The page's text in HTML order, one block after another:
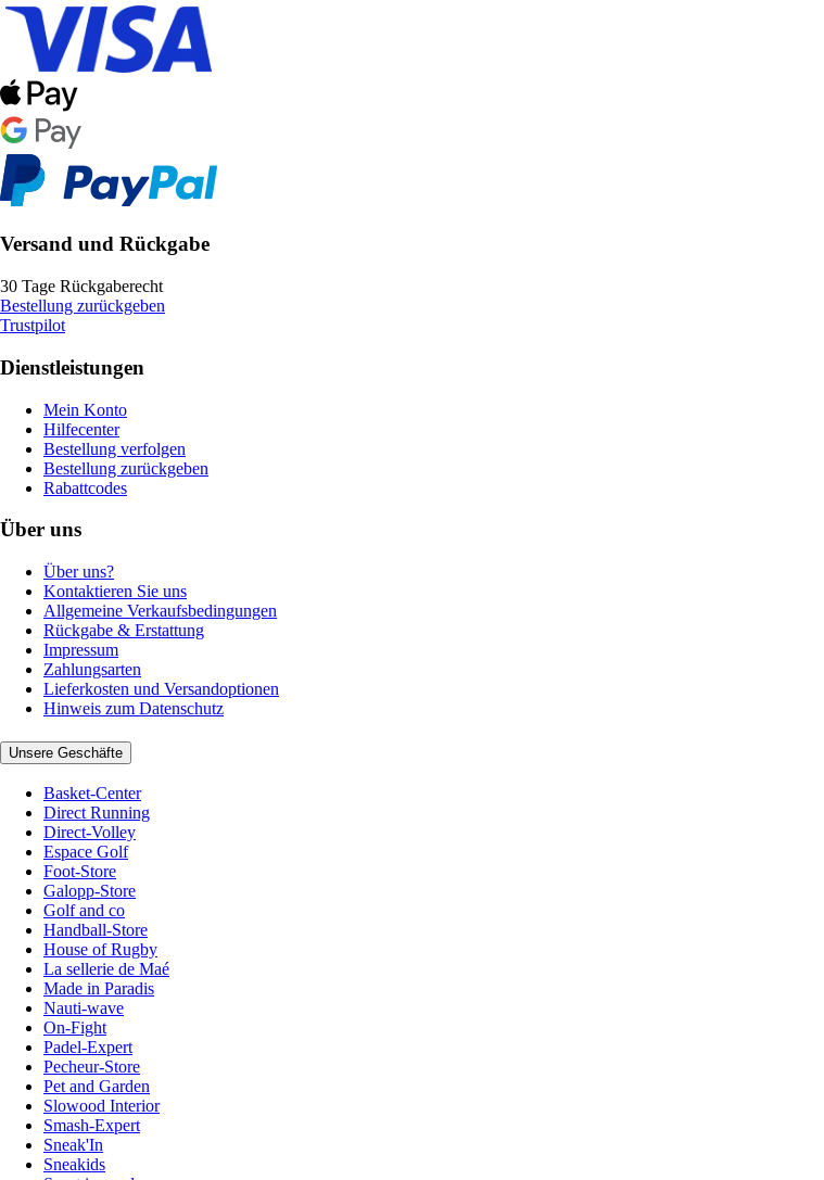
Versand und Rückgabe
30 Tage Rückgaberecht
Bestellung zurückgeben
Trustpilot
Dienstleistungen
Mein Konto
Hilfecenter
Bestellung verfolgen
Bestellung zurückgeben
Rabattcodes
Über uns
Über uns?
Kontaktieren Sie uns
Allgemeine Verkaufsbedingungen
Rückgabe & Erstattung
Impressum
Zahlungsarten
Lieferkosten und Versandoptionen
Hinweis zum Datenschutz
Unsere Geschäfte
Basket-Center
Direct Running
Direct-Volley
Espace Golf
Foot-Store
Galopp-Store
Golf and co
Handball-Store
House of Rugby
La sellerie de Maé
Made in Paradis
Nauti-wave
On-Fight
Padel-Expert
Pecheur-Store
Pet and Garden
Slowood Interior
Smash-Expert
Sneak'In
Sneakids